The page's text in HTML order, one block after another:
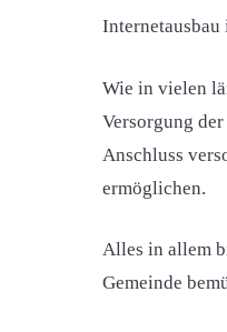
Internetausbau
Wie in vielen
Versorgung
Anschluss
ermöglichen.
Alles in allem
Gemeinde